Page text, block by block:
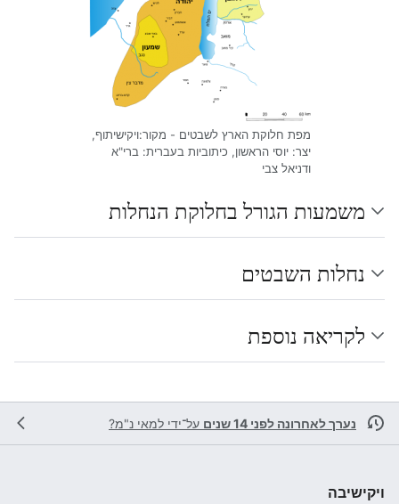
מפת חלוקת הארץ לשבטים - מקור:ויקישיתוף,
יצר: יוסי הראשון, כיתוביות בעברית: ברי"א
ודניאל צבי
משמעות הגורל בחלוקת הנחלות
נחלות השבטים
לקריאה נוספת
נערך לאחרונה לפני 14 שנים על־ידי למאי נ"מ?
ויקישיבה